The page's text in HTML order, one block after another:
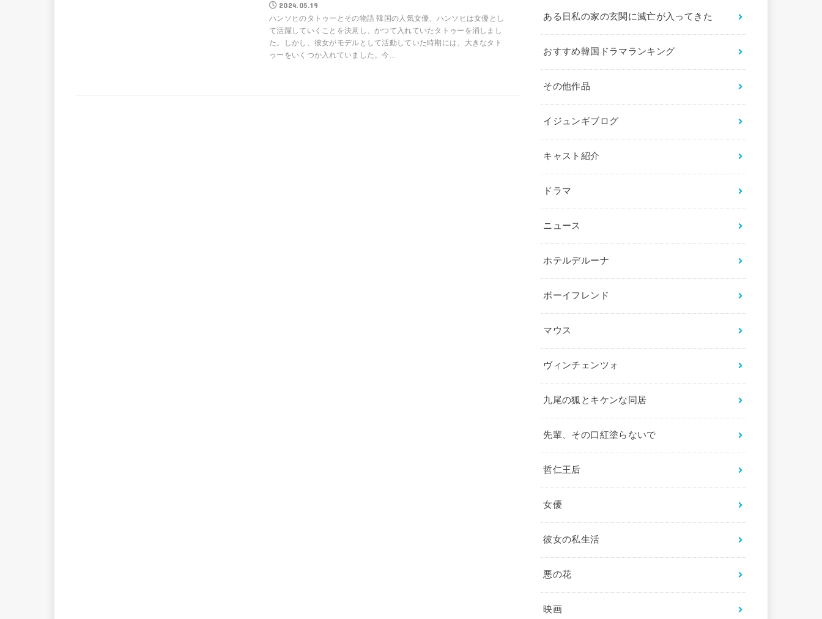
2024.05.19
ハンソヒのタトゥーとその物語 韓国の人気女優、ハンソヒは女優とし
て活躍していくことを決意し、かつて入れていたタトゥーを消しまし
た。しかし、彼女がモデルとして活動していた時期には、大きなタト
ゥーをいくつか入れていました。今...
ある日私の家の玄関に滅亡が入ってきた
おすすめ韓国ドラマランキング
その他作品
イジュンギブログ
キャスト紹介
ドラマ
ニュース
ホテルデルーナ
ボーイフレンド
マウス
ヴィンチェンツォ
九尾の狐とキケンな同居
先輩、その口紅塗らないで
哲仁王后
女優
彼女の私生活
悪の花
映画